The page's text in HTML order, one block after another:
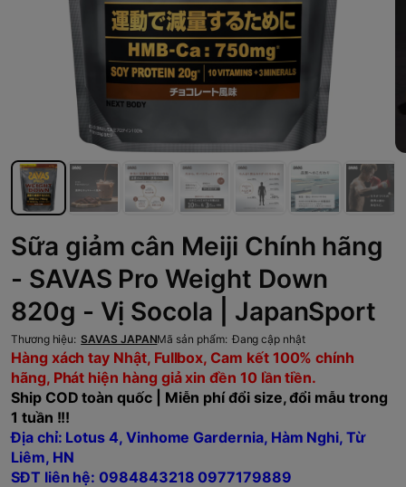
Sữa giảm cân Meiji Chính hãng
- SAVAS Pro Weight Down
820g - Vị Socola | JapanSport
Thương hiệu: SAVAS JAPANMã sản phẩm: Đang cập nhật
Hàng xách tay Nhật, Fullbox, Cam kết 100% chính
hãng, Phát hiện hàng giả xin đền 10 lần tiền.
Ship COD toàn quốc | Miễn phí đổi size, đổi mẫu trong
1 tuần !!!
Địa chỉ: Lotus 4, Vinhome Gardernia, Hàm Nghi, Từ
Liêm, HN
SĐT liên hệ: 0984843218 0977179889